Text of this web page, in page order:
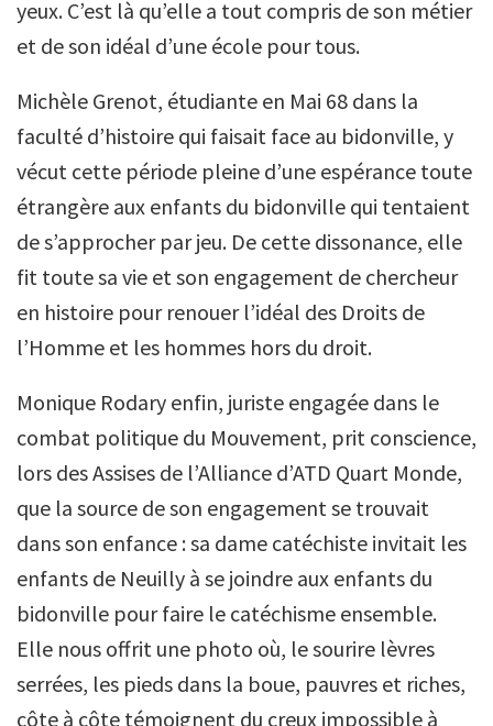
yeux. C’est là qu’elle a tout compris de son métier
et de son idéal d’une école pour tous.
Michèle Grenot, étudiante en Mai 68 dans la
faculté d’histoire qui faisait face au bidonville, y
vécut cette période pleine d’une espérance toute
étrangère aux enfants du bidonville qui tentaient
de s’approcher par jeu. De cette dissonance, elle
fit toute sa vie et son engagement de chercheur
en histoire pour renouer l’idéal des Droits de
l’Homme et les hommes hors du droit.
Monique Rodary enfin, juriste engagée dans le
combat politique du Mouvement, prit conscience,
lors des Assises de l’Alliance d’ATD Quart Monde,
que la source de son engagement se trouvait
dans son enfance : sa dame catéchiste invitait les
enfants de Neuilly à se joindre aux enfants du
bidonville pour faire le catéchisme ensemble.
Elle nous offrit une photo où, le sourire lèvres
serrées, les pieds dans la boue, pauvres et riches,
côte à côte témoignent du creux impossible à